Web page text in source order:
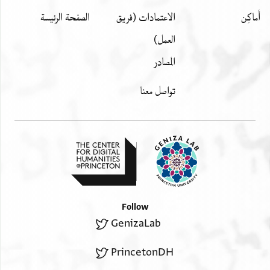
أَماكِن
الاعتمادات (فريق
العمل)
المصادر
تواصل معنا
الصفحة الرئيسة
Follow
GenizaLab
PrincetonDH